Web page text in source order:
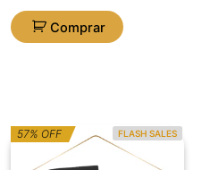
Comprar
FLASH SALES
57% OFFO
preço
original
O
preço
atual